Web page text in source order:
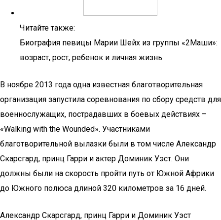
Читайте также:
Биография певицы Марии Шейх из группы «2Маши»:
возраст, рост, ребенок и личная жизнь
В ноябре 2013 года одна известная благотворительная
организация запустила соревнования по сбору средств для
военнослужащих, пострадавших в боевых действиях –
«Walking with the Wounded». Участниками
благотворительной вылазки были в том числе Александр
Скарсгард, принц Гарри и актер Доминик Уэст. Они
должны были на скорость пройти путь от Южной Африки
до Южного полюса длиной 320 километров за 16 дней.
Александр Скарсгард, принц Гарри и Доминик Уэст